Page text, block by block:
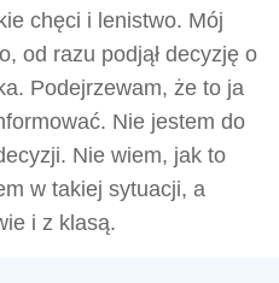
chęci i lenistwo. Mój
od razu podjął decyzję o
Podejrzewam, że to ja
Nie jestem do
Nie wiem, jak to
w takiej sytuacji, a
i z klasą.